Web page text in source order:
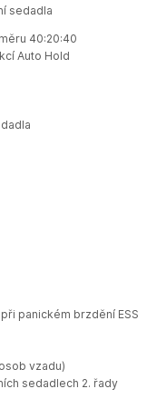
sedadla
40:20:40
Auto Hold
panickém brzdění ESS
vzadu)
sedadlech 2. řady